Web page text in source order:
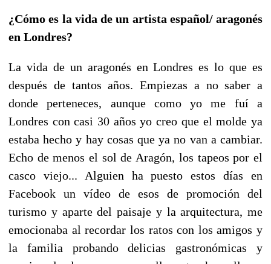
¿Cómo es la vida de un artista español/ aragonés
en Londres?
La vida de un aragonés en Londres es lo que es
después de tantos años. Empiezas a no saber a
donde perteneces, aunque como yo me fuí a
Londres con casi 30 años yo creo que el molde ya
estaba hecho y hay cosas que ya no van a cambiar.
Echo de menos el sol de Aragón, los tapeos por el
casco viejo... Alguien ha puesto estos días en
Facebook un vídeo de esos de promoción del
turismo y aparte del paisaje y la arquitectura, me
emocionaba al recordar los ratos con los amigos y
la familia probando delicias gastronómicas y